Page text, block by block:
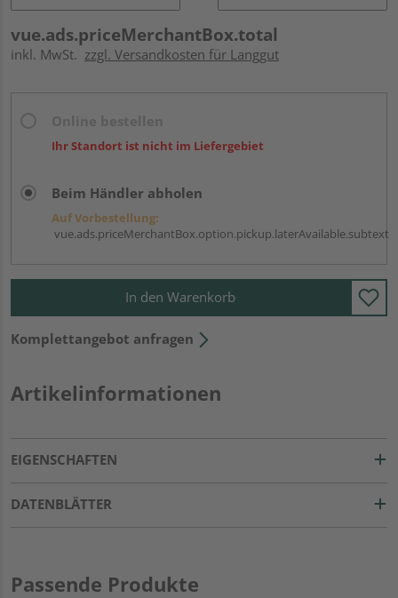
vue.ads.priceMerchantBox.total
inkl. MwSt. zzgl. Versandkosten für Langgut
Ihr Standort ist nicht im Liefergebiet
Beim Händler abholen
Auf Vorbestellung:
vue.ads.priceMerchantBox.option.pickup.laterAvailable.subtext
In den Warenkorb
Komplettangebot anfragen
Artikelinformationen
EIGENSCHAFTEN
DATENBLÄTTER
Passende Produkte